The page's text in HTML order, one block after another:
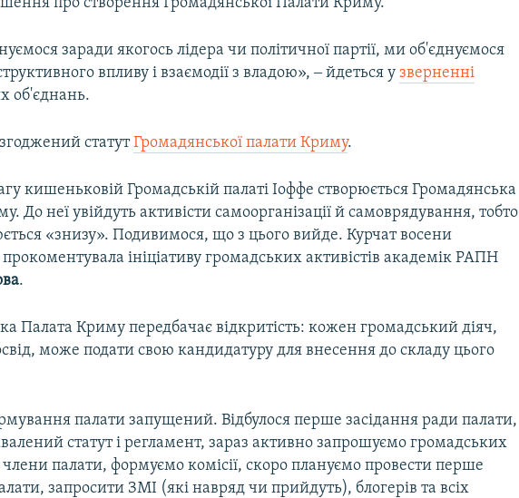
заради якогось лідера чи політичної партії, ми об'єднуємося
впливу і взаємодії з владою», ‒ йдеться узверненні
об'єднань.
статутГромадянської палати Криму.
кишеньковій Громадській палаті Іоффе створюється Громадянська
До неї увійдуть активісти самоорганізації й самоврядування, тобто
«знизу». Подивимося, що з цього вийде. Курчат восени
ініціативу громадських активістів академік РАПН
.
Палата Криму передбачає відкритість: кожен громадський діяч,
може подати свою кандидатуру для внесення до складу цього
палати запущений. Відбулося перше засідання ради палати,
статут і регламент, зараз активно запрошуємо громадських
члени палати, формуємо комісії, скоро плануємо провести перше
запросити ЗМІ (які навряд чи прийдуть), блогерів та всіх